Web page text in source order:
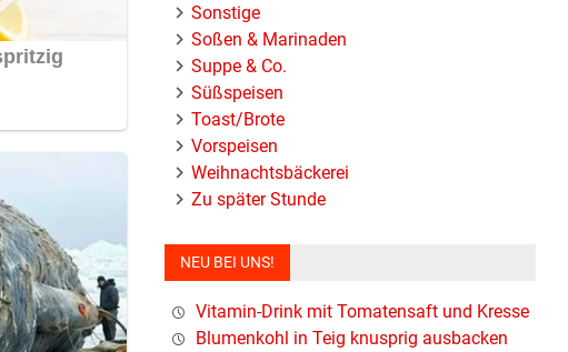
Salz
Sonstige
Soßen & Marinaden
Suppe & Co.
Süßspeisen
Toast/Brote
Vorspeisen
Weihnachtsbäckerei
Zu später Stunde
NEU BEI UNS!
Vitamin-Drink mit Tomatensaft und Kresse
Blumenkohl in Teig knusprig ausbacken